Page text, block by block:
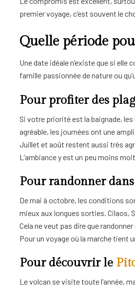
premier voyage, c’est souvent le
Quelle période
Une date idéale n’existe que si elle
famille passionnée de nature ou
Pour profiter des
Si votre priorité est la baignade,
agréable, les journées ont une
Juillet et août restent aussi très
L’ambiance y est un peu moins
Pour randonner
De mai à octobre, les conditions
mieux aux longues sorties. Cilaos,
Cela ne veut pas dire que
Pour un voyage où la marche tient
Pour découvrir le
Le volcan se visite toute l’année,